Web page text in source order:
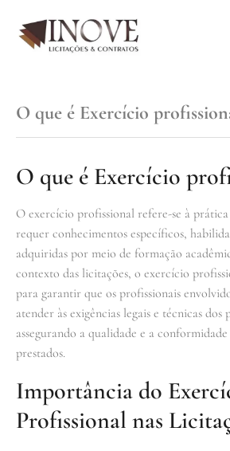
O que é Exercício
O que é Exercício
O exercício profissional refere-se à
requer conhecimentos específicos,
adquiridas por meio de formação
contexto das licitações, o exercício
para garantir que os profissionais
atender às exigências legais e técnicas dos
assegurando a qualidade e a
prestados.
Importância do
Profissional nas